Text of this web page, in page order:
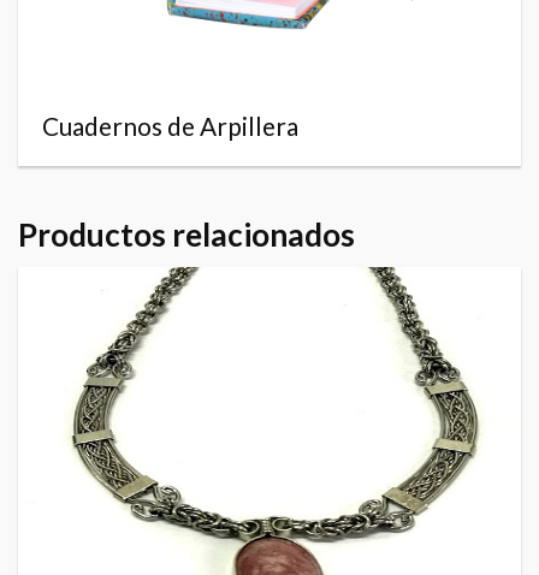
Cuadernos de Arpillera
Productos relacionados